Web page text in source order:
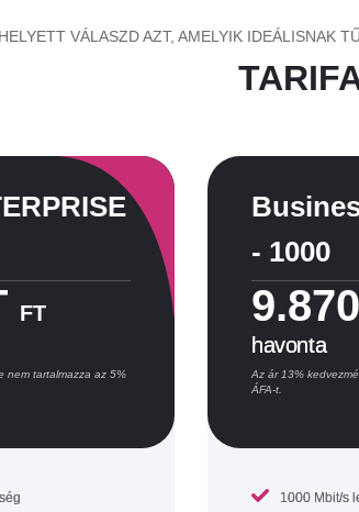
VÁLASZD AZT, AMELYIK IDEÁLISNAK
FT
nem tartalmazza az 5%
- 1000
havonta
Az ár 13%
ÁFA-t.
1000 Mbit/s